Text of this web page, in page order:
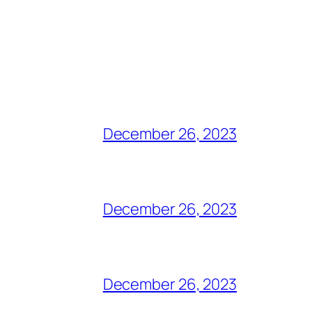
December 26, 2023
December 26, 2023
December 26, 2023